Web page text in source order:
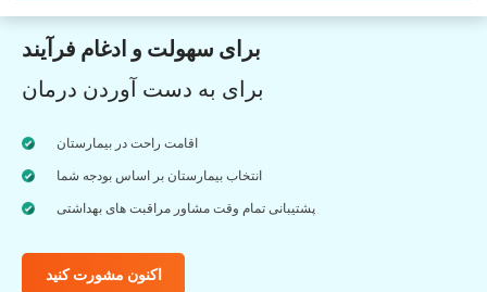
برای سهولت و ادغام فرآیند
برای به دست آوردن درمان
اقامت راحت در بیمارستان
انتخاب بیمارستان بر اساس بودجه شما
پشتیبانی تمام وقت مشاور مراقبت های بهداشتی
اکنون مشورت کنید